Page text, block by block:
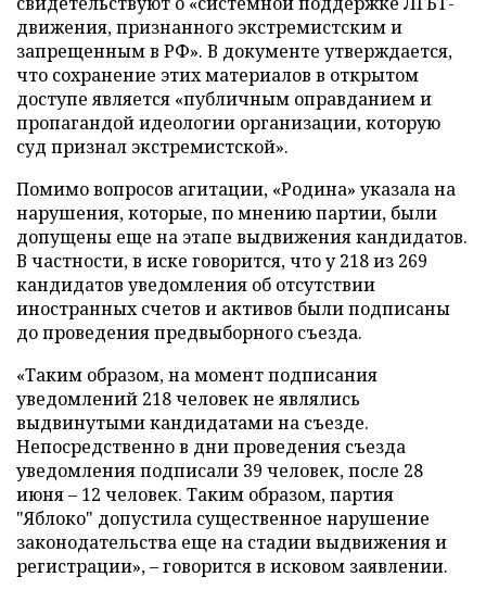
движения, признанного экстремистским и
запрещенным в РФ». В документе утверждается,
что сохранение этих материалов в открытом
доступе является «публичным оправданием и
пропагандой идеологии организации, которую
суд признал экстремистской».
Помимо вопросов агитации, «Родина» указала на
нарушения, которые, по мнению партии, были
допущены еще на этапе выдвижения кандидатов.
В частности, в иске говорится, что у 218 из 269
кандидатов уведомления об отсутствии
иностранных счетов и активов были подписаны
до проведения предвыборного съезда.
«Таким образом, на момент подписания
уведомлений 218 человек не являлись
выдвинутыми кандидатами на съезде.
Непосредственно в дни проведения съезда
уведомления подписали 39 человек, после 28
июня – 12 человек. Таким образом, партия
"Яблоко" допустила существенное нарушение
законодательства еще на стадии выдвижения и
регистрации», – говорится в исковом заявлении.